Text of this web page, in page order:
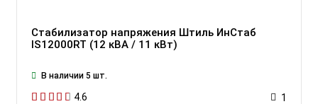
Стабилизатор напряжения Штиль ИнСтаб
IS12000RT (12 кВА / 11 кВт)
В наличии 5 шт.
4.6 1